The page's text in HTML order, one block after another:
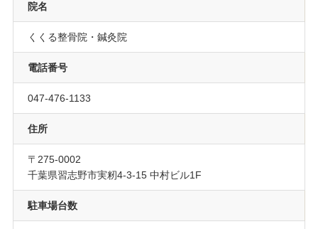
院名
くくる整骨院・鍼灸院
電話番号
047-476-1133
住所
〒275-0002
千葉県習志野市実籾4-3-15 中村ビル1F
駐車場台数